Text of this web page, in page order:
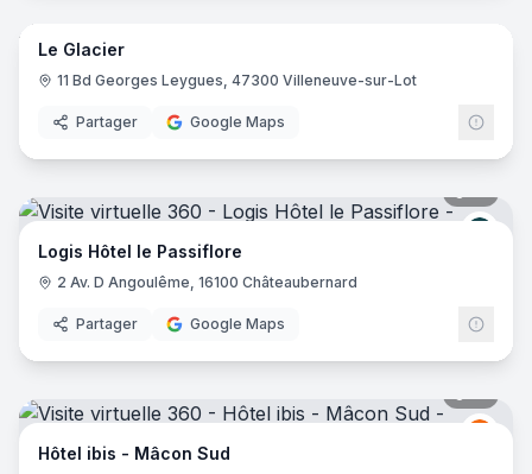
Le Glacier
11 Bd Georges Leygues, 47300 Villeneuve-sur-Lot
Partager Google Maps
Logis Hôtel le Passiflore
2 Av. D Angoulême, 16100 Châteaubernard
Partager Google Maps
Ibis
Hôtel ibis - Mâcon Sud